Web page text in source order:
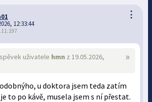
⋮
12:33:44
»
uživatele hmn z 19.05.2026,
u doktora jsem teda zatím
to po kávě, musela jsem s ní přestat.